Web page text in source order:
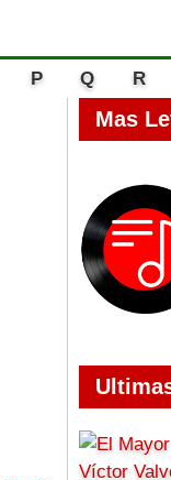
P Q R
Mas